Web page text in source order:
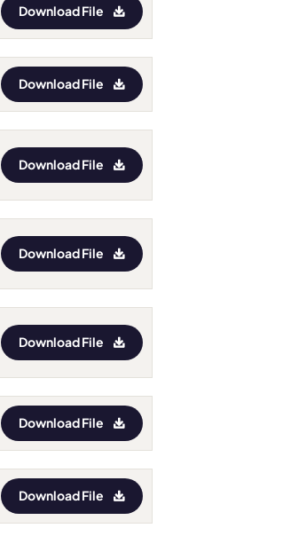
Download File
Download File
Download File
Download File
Download File
Download File
Download File